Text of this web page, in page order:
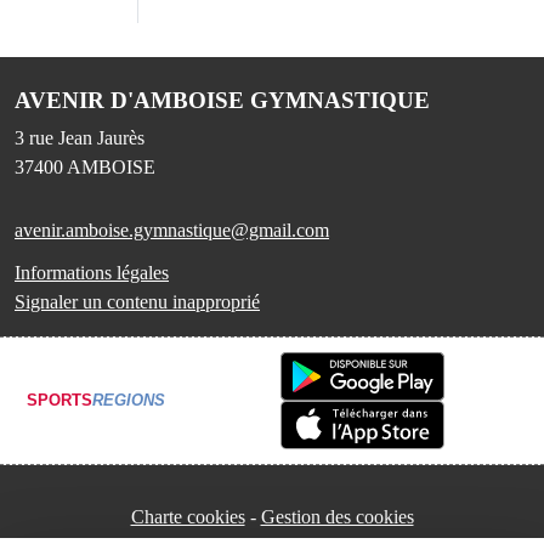
AVENIR D'AMBOISE GYMNASTIQUE
3 rue Jean Jaurès
37400 AMBOISE
avenir.amboise.gymnastique@gmail.com
Informations légales
Signaler un contenu inapproprié
SPORTSREGIONS
Charte cookies Gestion des cookies